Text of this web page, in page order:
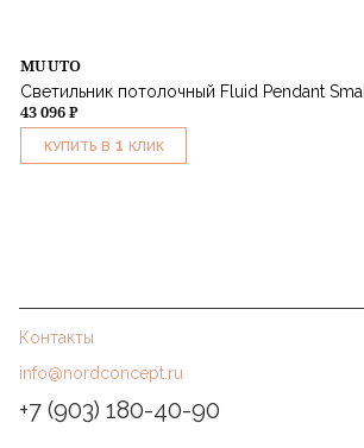
MUUTO
Светильник потолочный Fluid Pendant Small
43 096 ₽
КУПИТЬ В 1 КЛИК
Контакты
info@nordconcept.ru
+7 (903) 180-40-90